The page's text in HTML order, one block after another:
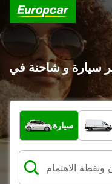
ما نوع المركبة؟
سيارة